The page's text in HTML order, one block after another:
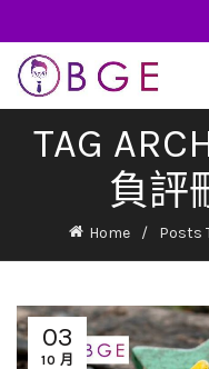
TAG
負評
Home Posts
03
10 月